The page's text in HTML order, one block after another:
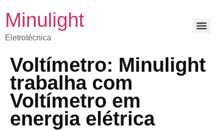
Minulight
Eletrotécnica
Voltímetro: Minulight
trabalha com
Voltímetro em
energia elétrica